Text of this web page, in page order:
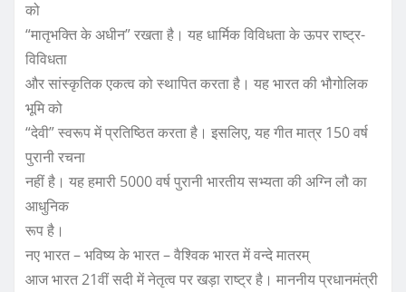
को
“मातृभक्ति के अधीन” रखता है। यह धार्मिक विविधता के ऊपर राष्ट्र-
विविधता
और सांस्कृतिक एकत्व को स्थापित करता है। यह भारत की भौगोलिक
भूमि को
“देवी” स्वरूप में प्रतिष्ठित करता है। इसलिए, यह गीत मात्र 150 वर्ष
पुरानी रचना
नहीं है। यह हमारी 5000 वर्ष पुरानी भारतीय सभ्यता की अग्नि लौ का
आधुनिक
रूप है।
नए भारत – भविष्य के भारत – वैश्विक भारत में वन्दे मातरम्
आज भारत 21वीं सदी में नेतृत्व पर खड़ा राष्ट्र है। माननीय प्रधानमंत्री